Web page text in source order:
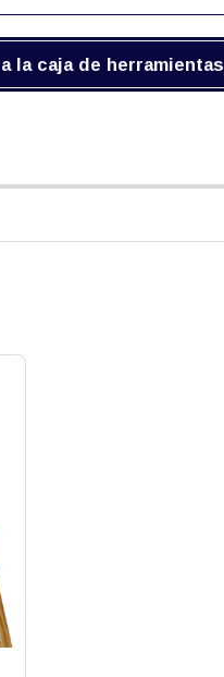
la caja de herramientas